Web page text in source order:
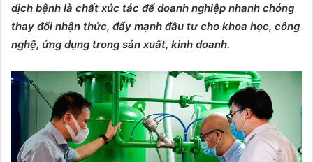
dịch bệnh là chất xúc tác để doanh nghiệp nhanh chóng
thay đổi nhận thức, đẩy mạnh đầu tư cho khoa học, công
nghệ, ứng dụng trong sản xuất, kinh doanh.